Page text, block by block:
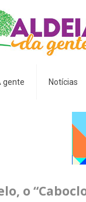
gente Notícias
o